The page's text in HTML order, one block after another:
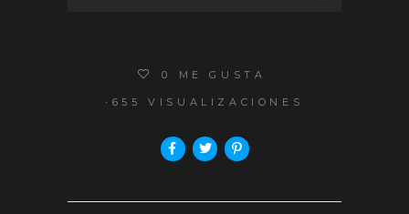
0 ME GUSTA
655 VISUALIZACIONES